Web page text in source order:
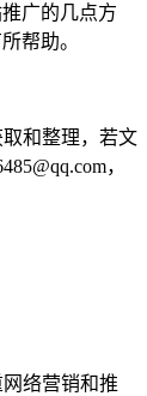
广的几点方
帮助。
和整理，若文
，
络营销和推